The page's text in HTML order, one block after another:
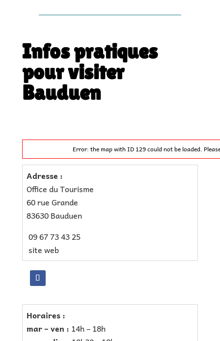
Infos pratiques
pour visiter
Bauduen
Error: the map with ID 129 could not be loaded.
Adresse :
Office du Tourisme
60 rue Grande
83630 Bauduen
09 67 73 43 25
site web
Horaires :
mar – ven : 14h – 18h